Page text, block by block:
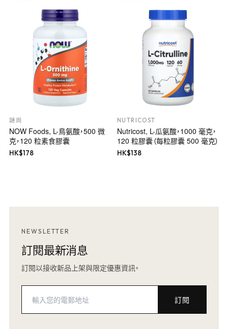
謎尚
NOW Foods, L-鳥氨酸，500 微
克，120 粒素食膠囊
HK$178
NUTRICOST
Nutricost, L-瓜氨酸，1000 毫克，
120 粒膠囊（每粒膠囊 500 毫克）
HK$138
NEWSLETTER
訂閱最新消息
訂閱以接收新品上架與限定優惠資訊。
訂閱